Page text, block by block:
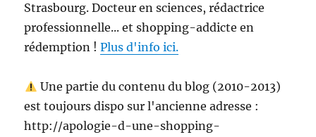
Strasbourg. Docteur en sciences, rédactrice
professionnelle... et shopping-addicte en
rédemption !Plus d'info ici.
Une partie du contenu du blog (2010-2013)
est toujours dispo sur l'ancienne adresse :
http://apologie-d-une-shopping-